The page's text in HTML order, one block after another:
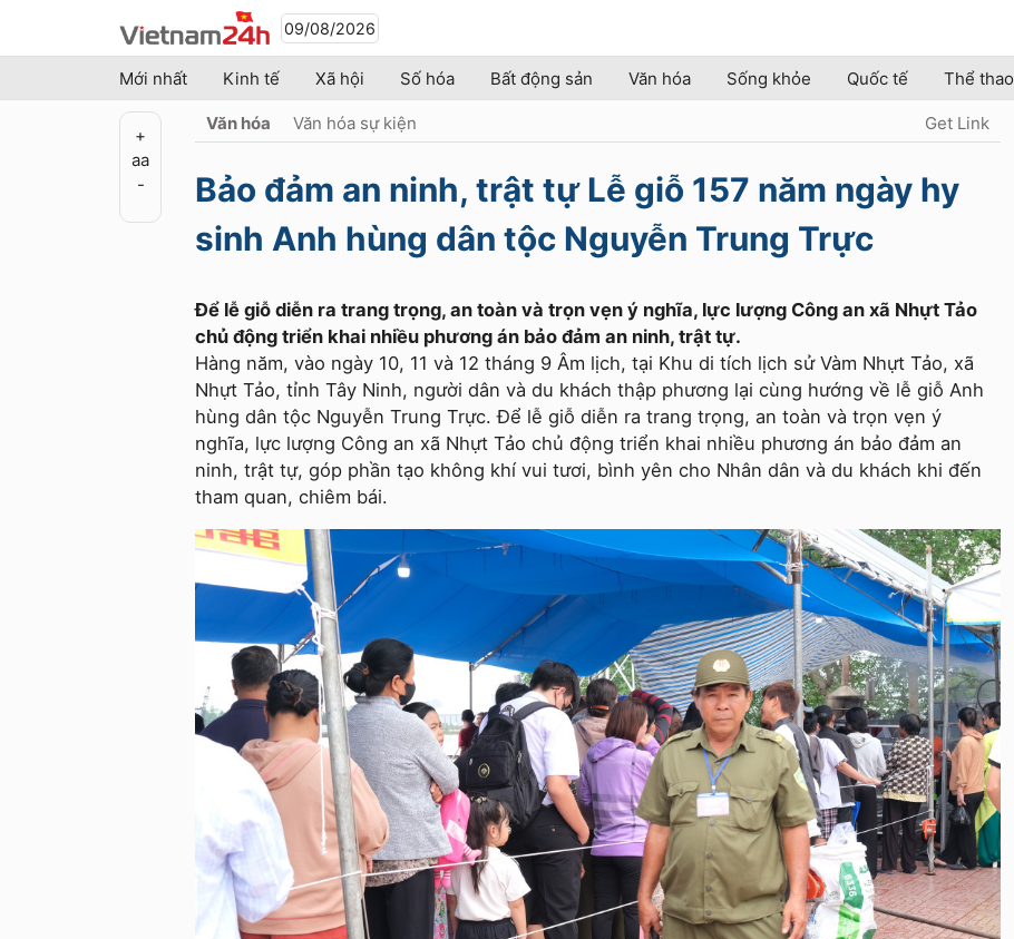
09/08/2026
Mới nhất Kinh tế Xã hội Số hóa Bất động sản Văn hóa Sống khỏe Quốc tế Thể thao
+
aa
-
Văn hóa Văn hóa sự kiện Get Link
Bảo đảm an ninh, trật tự Lễ giỗ 157 năm ngày hy
sinh Anh hùng dân tộc Nguyễn Trung Trực
Để lễ giỗ diễn ra trang trọng, an toàn và trọn vẹn ý nghĩa, lực lượng Công an xã Nhựt Tảo
chủ động triển khai nhiều phương án bảo đảm an ninh, trật tự.
Hàng năm, vào ngày 10, 11 và 12 tháng 9 Âm lịch, tại Khu di tích lịch sử Vàm Nhựt Tảo, xã
Nhựt Tảo, tỉnh Tây Ninh, người dân và du khách thập phương lại cùng hướng về lễ giỗ Anh
hùng dân tộc Nguyễn Trung Trực. Để lễ giỗ diễn ra trang trọng, an toàn và trọn vẹn ý
nghĩa, lực lượng Công an xã Nhựt Tảo chủ động triển khai nhiều phương án bảo đảm an
ninh, trật tự, góp phần tạo không khí vui tươi, bình yên cho Nhân dân và du khách khi đến
tham quan, chiêm bái.